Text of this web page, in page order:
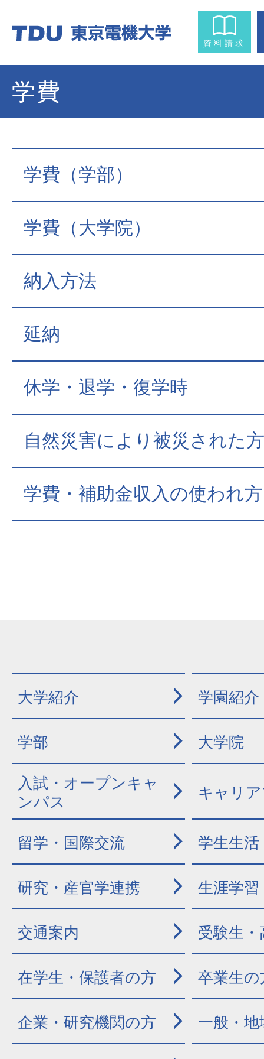
資料請求
学費
学費（学部）
学費（大学院）
納入方法
延納
休学・退学・復学時
自然災害により被災された方
学費・補助金収入の使われ方
大学紹介 学園紹介
学部 大学院
入試・オープンキャ
ンパス
キャリ
留学・国際交流 学生生活
研究・産官学連携 生涯学習
交通案内 受験生
在学生・保護者の方 卒業生の
企業・研究機関の方 一般・地